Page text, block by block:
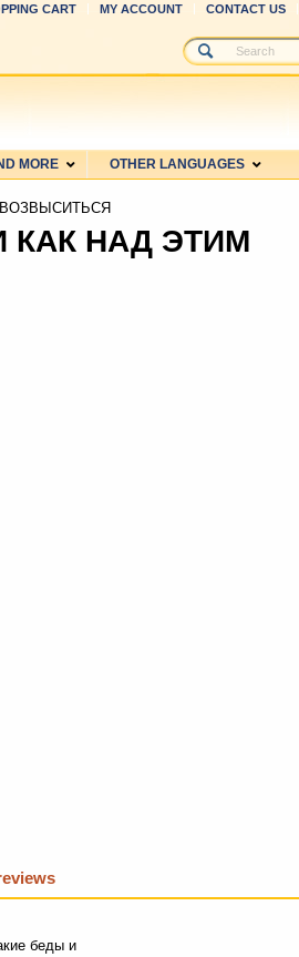
CART MY ACCOUNT CONTACT US
MORE OTHER LANGUAGES
КАК НАД ЭТИМ
беды и